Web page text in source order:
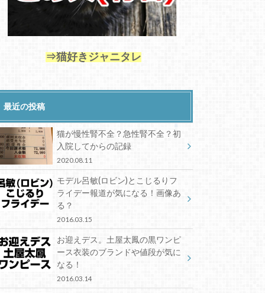
⇒猫好きジャニタレ
最近の投稿
猫が慢性腎不全？急性腎不全？初
入院してからの記録
2020.08.11
モデル呂敏(ロビン)とこじるりフ
ライデー報道が気になる！画像あ
る？
2016.03.15
お迎えデス。土屋太鳳の黒ワンピ
ース衣装のブランドや値段が気に
なる！
2016.03.14